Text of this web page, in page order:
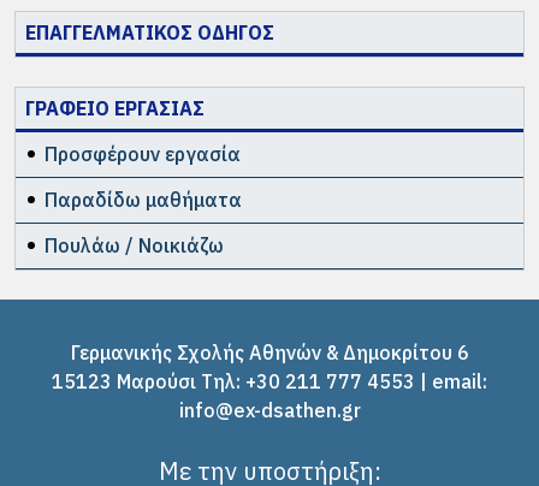
ΕΠΑΓΓΕΛΜΑΤΙΚΟΣ ΟΔΗΓΟΣ
ΓΡΑΦΕΙΟ ΕΡΓΑΣΙΑΣ
Προσφέρουν εργασία
Παραδίδω μαθήματα
Πουλάω / Νοικιάζω
Γερμανικής Σχολής Αθηνών & Δημοκρίτου 6
15123 Μαρούσι Tηλ: +30 211 777 4553 | email:
info@ex-dsathen.gr
Με την υποστήριξη: